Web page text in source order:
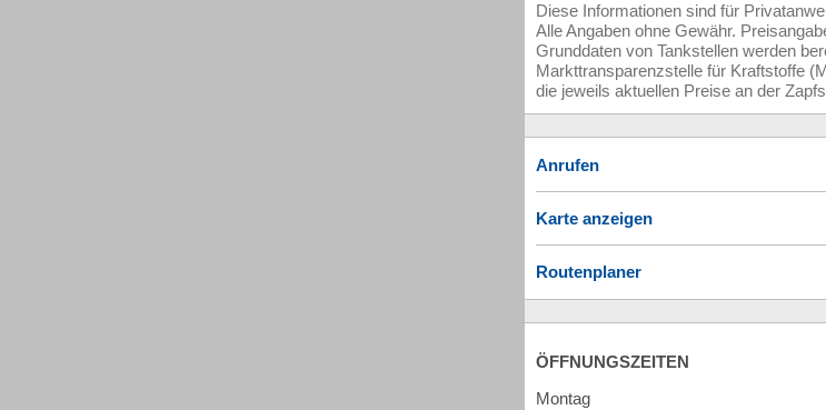
Diese Informationen sind für
Alle Angaben ohne Gewähr.
Grunddaten von Tankstellen werden
Markttransparenzstelle für Kraftstoffe
die jeweils aktuellen Preise an der
Anrufen
Karte anzeigen
Routenplaner
ÖFFNUNGSZEITEN
Montag